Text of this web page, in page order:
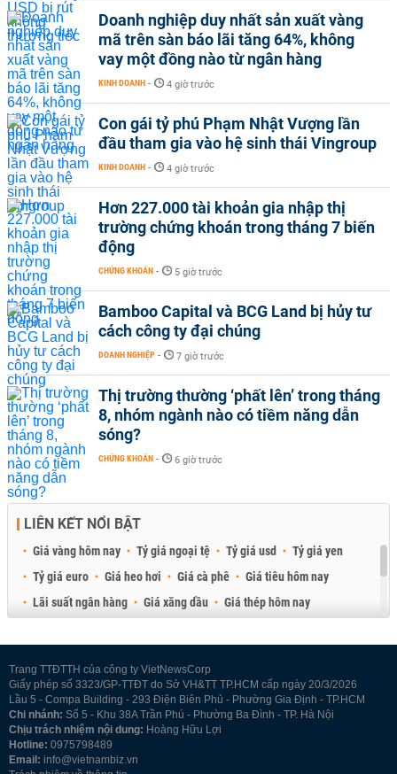
Doanh nghiệp duy nhất sản xuất vàng
mã trên sàn báo lãi tăng 64%, không
vay một đồng nào từ ngân hàng
KINH DOANH - 4 giờ trước
Con gái tỷ phú Phạm Nhật Vượng lần
đầu tham gia vào hệ sinh thái Vingroup
KINH DOANH - 4 giờ trước
Hơn 227.000 tài khoản gia nhập thị
trường chứng khoán trong tháng 7 biến
động
CHỨNG KHOÁN - 5 giờ trước
Bamboo Capital và BCG Land bị hủy tư
cách công ty đại chúng
DOANH NGHIỆP - 7 giờ trước
Thị trường thường ‘phất lên’ trong tháng
8, nhóm ngành nào có tiềm năng dẫn
sóng?
CHỨNG KHOÁN - 6 giờ trước
LIÊN KẾT NỔI BẬT
Giá vàng hôm nay Tỷ giá ngoại tệ Tỷ giá usd
Tỷ giá yen
Tỷ giá euro
Giá heo hơi Giá cà phê
Giá tiêu hôm nay
Lãi suất ngân hàng
Giá xăng dầu
Giá thép hôm nay
Trang TTĐTTH của công ty VietNewsCorp
Giấy phép số 3323/GP-TTĐT do Sở VH&TT TP.HCM cấp ngày 20/3/2026
Lầu 5 - Compa Building - 293 Điện Biên Phủ - Phường Gia Định - TP.HCM
Chi nhánh: Số 5 - Khu 38A Trần Phú - Phường Ba Đình - TP. Hà Nội
Chịu trách nhiệm nội dung: Hoàng Hữu Lợi
Hotline: 0975798489
Email: info@vietnambiz.vn